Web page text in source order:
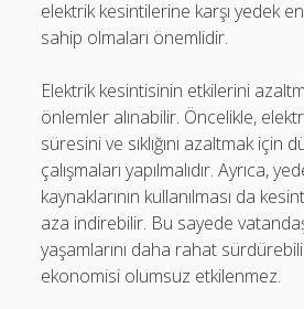
elektrik kesintilerine karşı yedek
sahip olmaları önemlidir.
Elektrik kesintisinin etkilerini
önlemler alınabilir. Öncelikle,
süresini ve sıklığını azaltmak için
çalışmaları yapılmalıdır. Ayrıca,
kaynaklarının kullanılması da
aza indirebilir. Bu sayede
yaşamlarını daha rahat
ekonomisi olumsuz etkilenmez.